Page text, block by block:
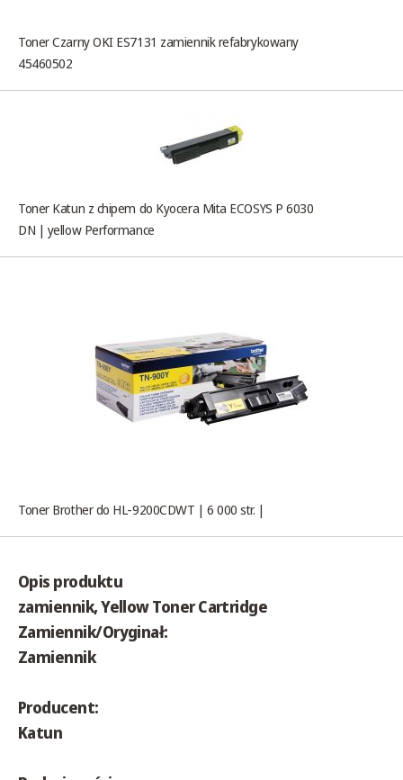
Toner Czarny OKI ES7131 zamiennik refabrykowany
45460502
Toner Katun z chipem do Kyocera Mita ECOSYS P 6030
DN | yellow Performance
Toner Brother do HL-9200CDWT | 6 000 str. |
Opis produktu
zamiennik, Yellow Toner Cartridge
Zamiennik/Oryginał:
Zamiennik
Producent:
Katun